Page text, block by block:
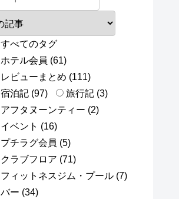
すべてのタグ
ホテル会員 (61)
レビューまとめ (111)
宿泊記 (97)
旅行記 (3)
アフタヌーンティー (2)
イベント (16)
プチラグ会員 (5)
クラブフロア (71)
フィットネスジム・プール (7)
バー (34)